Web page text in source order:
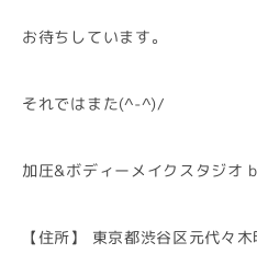
お待ちしています。
それではまた(^-^)/
加圧&ボディーメイクスタジ
【住所】 東京都渋谷区元代々